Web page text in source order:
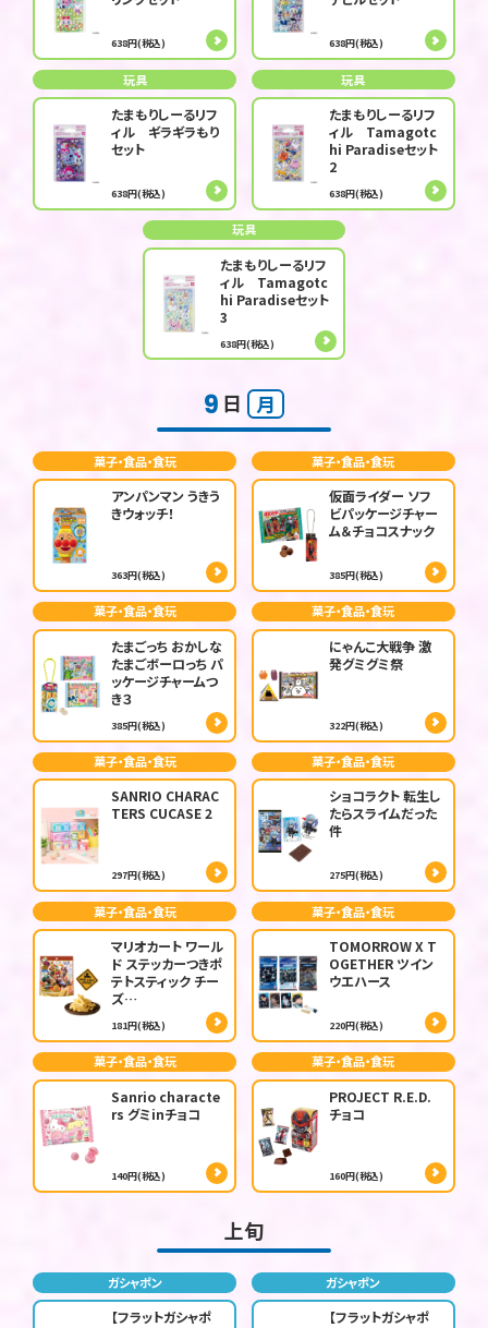
638円(税込) 638円(税込)
玩具
たまもりしーるリフ
ィル ギラギラもり
セット
638円(税込)
玩具
たまもりしーるリフ
ィル Tamagotc
hi Paradiseセット
2
638円(税込)
玩具
たまもりしーるリフ
ィル Tamagotc
hi Paradiseセット
3
638円(税込)
9 日 月
菓子・食品・食玩
アンパンマン うきう
きウォッチ！
363円(税込)
菓子・食品・食玩
仮面ライダー ソフ
ビパッケージチャー
ム＆チョコスナック
385円(税込)
菓子・食品・食玩
たまごっち おかしな
たまごボーロっち パ
ッケージチャームつ
き３
385円(税込)
菓子・食品・食玩
にゃんこ大戦争 激
発グミグミ祭
322円(税込)
菓子・食品・食玩
SANRIO CHARAC
TERS CUCASE 2
297円(税込)
菓子・食品・食玩
ショコラクト 転生し
たらスライムだった
件
275円(税込)
菓子・食品・食玩
マリオカート ワール
ド ステッカーつきポ
テトスティック チー
ズ…
181円(税込)
菓子・食品・食玩
TOMORROW X T
OGETHER ツイン
ウエハース
220円(税込)
菓子・食品・食玩
Sanrio characte
rs グミinチョコ
140円(税込)
菓子・食品・食玩
PROJECT R.E.D.
チョコ
160円(税込)
上旬
ガシャポン
【フラットガシャポ
ガシャポン
【フラットガシャポ